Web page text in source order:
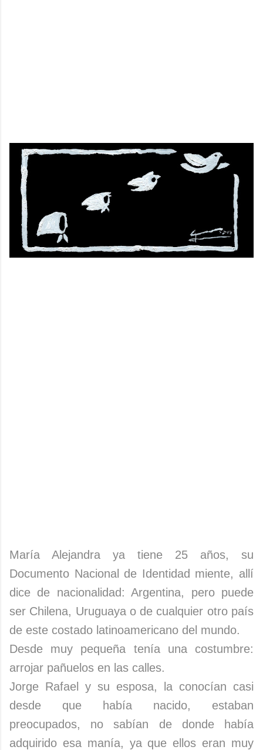
María Alejandra ya tiene 25 años, su
Documento Nacional de Identidad miente, allí
dice de nacionalidad: Argentina, pero puede
ser Chilena, Uruguaya o de cualquier otro país
de este costado latinoamericano del mundo.
Desde muy pequeña tenía una costumbre:
arrojar pañuelos en las calles.
Jorge Rafael y su esposa, la conocían casi
desde que había nacido, estaban
preocupados, no sabían de donde había
adquirido esa manía, ya que ellos eran muy